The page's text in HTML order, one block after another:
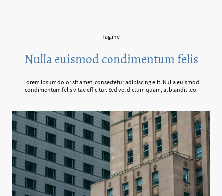
Tagline
Nulla euismod condimentum felis
Lorem ipsum dolor sit amet, consectetur adipiscing elit. Nulla euismod
condimentum felis vitae efficitur. Sed vel dictum quam, at blandit leo.